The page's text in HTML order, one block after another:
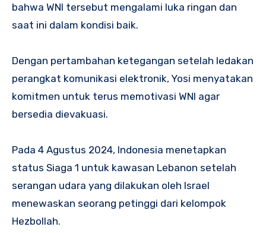
bahwa WNI tersebut mengalami luka ringan dan
saat ini dalam kondisi baik.
Dengan pertambahan ketegangan setelah ledakan
perangkat komunikasi elektronik, Yosi menyatakan
komitmen untuk terus memotivasi WNI agar
bersedia dievakuasi.
Pada 4 Agustus 2024, Indonesia menetapkan
status Siaga 1 untuk kawasan Lebanon setelah
serangan udara yang dilakukan oleh Israel
menewaskan seorang petinggi dari kelompok
Hezbollah.